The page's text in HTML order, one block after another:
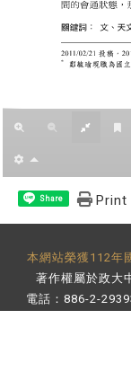
Share Print
本網站榮獲112年
著作權屬於政大
電話：886-2-